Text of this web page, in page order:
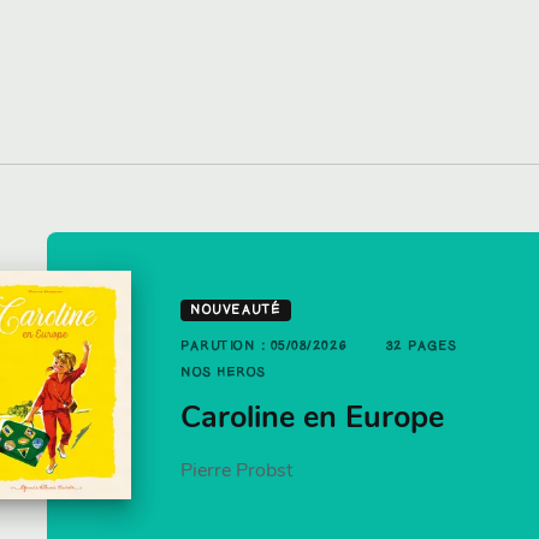
pizza
: 21/01/2026
HÉROS
c'est
par Jamie
NOUVEAUTÉ
PARUTION : 05/08/2026
32 PAGES
NOS HÉROS
Caroline en Europe
Pierre Probst